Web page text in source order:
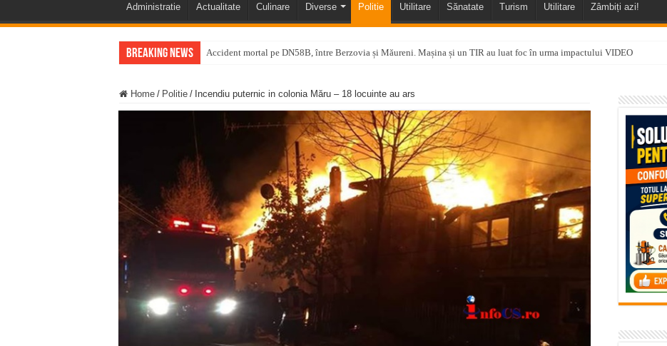
Administratie Actualitate Culinare Diverse Politie Utilitare Sănatate Turism Utilitare Zâmbiți azi!
Breaking News Accident mortal pe DN58B, între Berzovia și Măureni. Mașina și un TIR au luat foc în urma impactului VIDEO
Furtuna și vijelia au lovit Valea Almăjului și zona Oravița – Cărbunari VIDEO
Întreruperi temporare ale furnizării apei potabile în Bocșa Română, în data de 6 august 2026
ANUNŢ OPRIRE ANUNŢ OPRIRE APĂ în ORAVIȚA – 05.08.2026 – avarie
Anunț important – Închidere temporară Podul de Piatră din Herculane
Ștrandul Termal Ring din Oravița – locul unde natura a ascuns un izvor de sănătate VIDEO
Miresme de lavandă, mentă și flori de vară și râsete de copii la Carașova VIDEO
ANUNȚ OPRIRE APĂ în Reșița – avarie – 04.08.2026 – str. Văliugului și Plastomet
ANUNŢ OPRIRE APĂ în CARANSEBEȘ – 04.08.2026 – avarie – Calea Severinului
Home / Politie / Incendiu puternic in colonia Măru – 18 locuinte au ars